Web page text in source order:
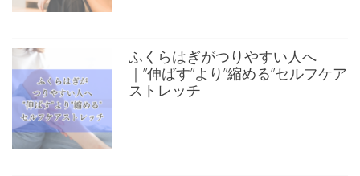
ふくらはぎがつりやすい人へ
｜”伸ばす”より”縮める”セルフケア
ストレッチ